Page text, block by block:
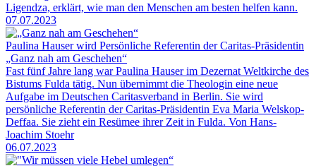
Ligendza, erklärt, wie man den Menschen am besten helfen kann.
07.07.2023
Paulina Hauser wird Persönliche Referentin der Caritas-Präsidentin
„Ganz nah am Geschehen“
Fast fünf Jahre lang war Paulina Hauser im Dezernat Weltkirche des
Bistums Fulda tätig. Nun übernimmt die Theologin eine neue
Aufgabe im Deutschen Caritasverband in Berlin. Sie wird
persönliche Referentin der Caritas-Präsidentin Eva Maria Welskop-
Deffaa. Sie zieht ein Resümee ihrer Zeit in Fulda. Von Hans-
Joachim Stoehr
06.07.2023